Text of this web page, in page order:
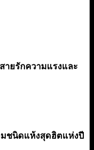
ายรักความแรงและ
มชนิดแห้งสุดฮิตแห่งปี